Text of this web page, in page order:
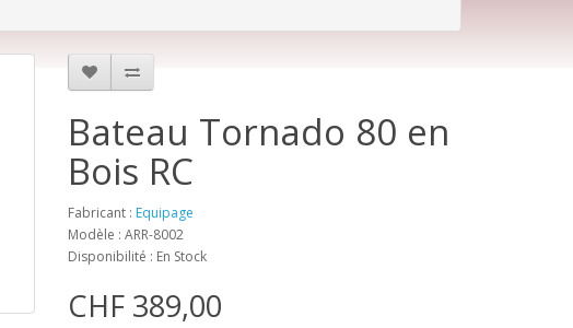
Bateau Tornado 80 en
Bois RC
Fabricant : Equipage
Modèle : ARR-8002
Disponibilité : En Stock
CHF 389,00